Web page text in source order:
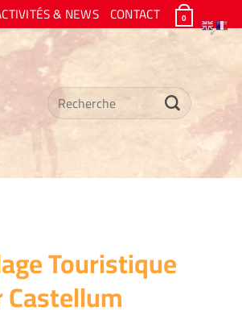
& NEWS CONTACT 0
Recherche
pour :
Touristique
Castellum